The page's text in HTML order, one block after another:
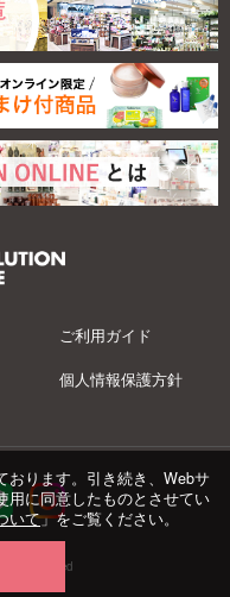
ご利用ガイド
個人情報保護方針
Reserved
おります。引き続き、Webサ
用に同意したものとさせてい
いて」をご覧ください。